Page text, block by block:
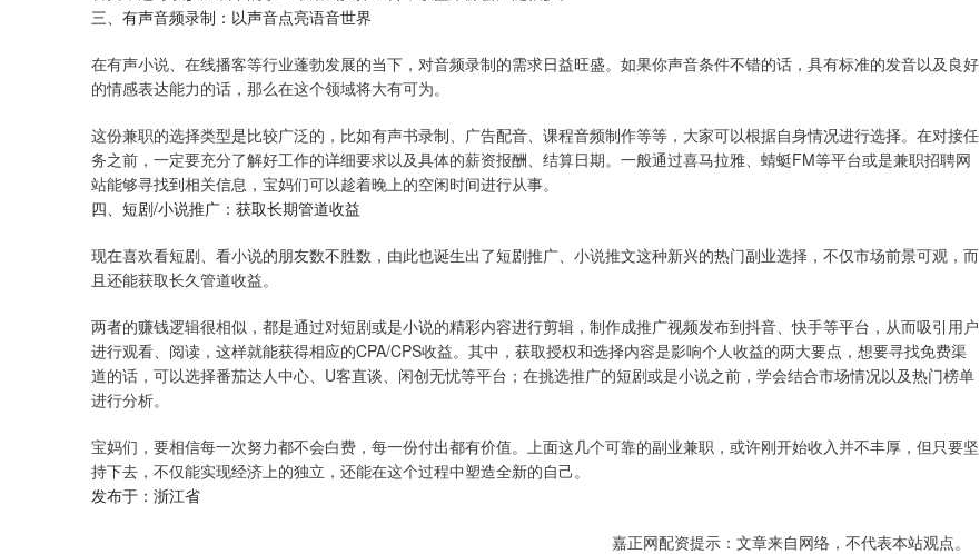
三、有声音频录制：以声音点亮语音世界
在有声小说、在线播客等行业蓬勃发展的当下，对音频录制的需求日益旺盛。如果你声音条件不错的话，具有标准的发音以及良好
的情感表达能力的话，那么在这个领域将大有可为。
这份兼职的选择类型是比较广泛的，比如有声书录制、广告配音、课程音频制作等等，大家可以根据自身情况进行选择。在对接任
务之前，一定要充分了解好工作的详细要求以及具体的薪资报酬、结算日期。一般通过喜马拉雅、蜻蜓FM等平台或是兼职招聘网
站能够寻找到相关信息，宝妈们可以趁着晚上的空闲时间进行从事。
四、短剧/小说推广：获取长期管道收益
现在喜欢看短剧、看小说的朋友数不胜数，由此也诞生出了短剧推广、小说推文这种新兴的热门副业选择，不仅市场前景可观，而
且还能获取长久管道收益。
两者的赚钱逻辑很相似，都是通过对短剧或是小说的精彩内容进行剪辑，制作成推广视频发布到抖音、快手等平台，从而吸引用户
进行观看、阅读，这样就能获得相应的CPA/CPS收益。其中，获取授权和选择内容是影响个人收益的两大要点，想要寻找免费渠
道的话，可以选择番茄达人中心、U客直谈、闲创无忧等平台；在挑选推广的短剧或是小说之前，学会结合市场情况以及热门榜单
进行分析。
宝妈们，要相信每一次努力都不会白费，每一份付出都有价值。上面这几个可靠的副业兼职，或许刚开始收入并不丰厚，但只要坚
持下去，不仅能实现经济上的独立，还能在这个过程中塑造全新的自己。
发布于：浙江省
嘉正网配资提示：文章来自网络，不代表本站观点。